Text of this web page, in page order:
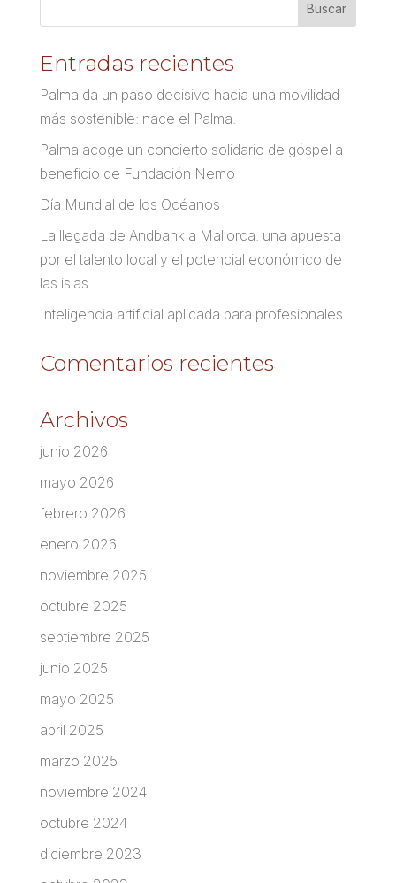
Entradas recientes
Palma da un paso decisivo hacia una movilidad
más sostenible: nace el Palma.
Palma acoge un concierto solidario de góspel a
beneficio de Fundación Nemo
Día Mundial de los Océanos
La llegada de Andbank a Mallorca: una apuesta
por el talento local y el potencial económico de
las islas.
Inteligencia artificial aplicada para profesionales.
Comentarios recientes
Archivos
junio 2026
mayo 2026
febrero 2026
enero 2026
noviembre 2025
octubre 2025
septiembre 2025
junio 2025
mayo 2025
abril 2025
marzo 2025
noviembre 2024
octubre 2024
diciembre 2023